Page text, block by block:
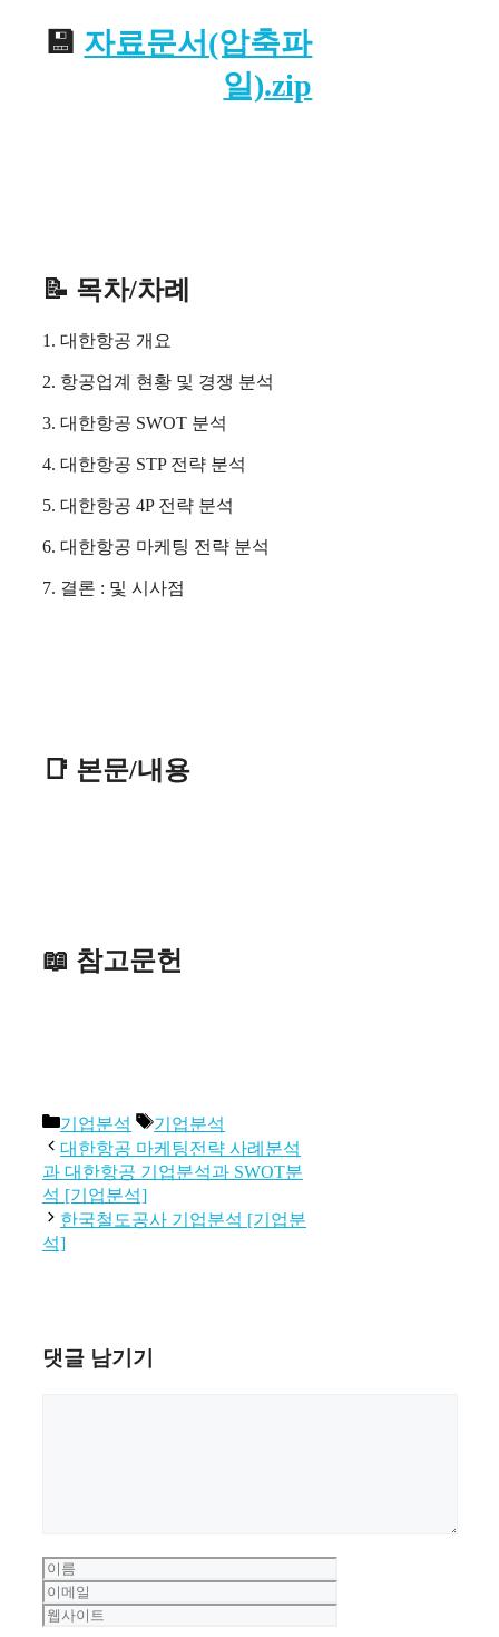
💾 자료문서(압축파
일).zip
📝 목차/차례
1. 대한항공 개요
2. 항공업계 현황 및 경쟁 분석
3. 대한항공 SWOT 분석
4. 대한항공 STP 전략 분석
5. 대한항공 4P 전략 분석
6. 대한항공 마케팅 전략 분석
7. 결론 : 및 시사점
📑 본문/내용
📖 참고문헌
카
테
고
리
기업분석
태
그
기업분석
대한항공 마케팅전략 사례분석
과 대한항공 기업분석과 SWOT분
석 [기업분석]
한국철도공사 기업분석 [기업분
석]
댓글 남기기
이
름
이
메
웹